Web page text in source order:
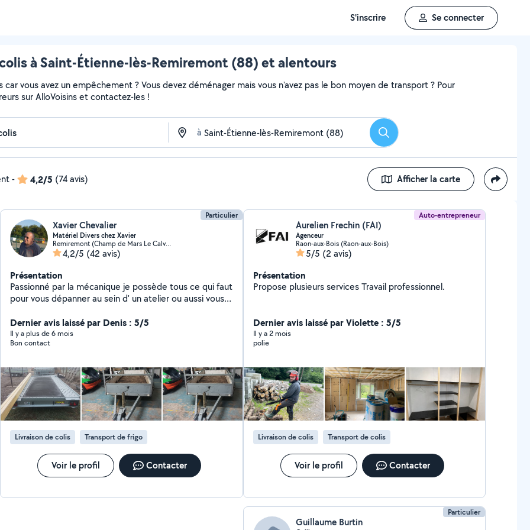
S'inscrire Se connecter
à Saint-Étienne-lès-Remiremont (88) et alentours
vous avez un empêchement ? Vous devez déménager mais vous n'avez pas le bon moyen de transport ? Pour
sur AlloVoisins et contactez-les !
à Rechercher
- 4,2/5 (74 avis) Afficher la carte
Particulier
Xavier Chevalier
Matériel Divers chez Xavier
Remiremont (Champ de Mars Le Calvaire La Magdelaine)
4,2/5 (42 avis)
Présentation
Passionné par la mécanique je possède tous ce qui faut
pour vous dépanner au sein d' un atelier ou aussi vous
proposer divers services N'hésitez pas à demander je
me ferai un plaisir de vous répondre.
Dernier avis laissé par Denis : 5/5
Il y a plus de 6 mois
Bon contact
Livraison de colis Transport de frigo
Voir le profil Contacter
Auto-entrepreneur
Aurelien Frechin (FAI)
Agenceur
Raon-aux-Bois (Raon-aux-Bois)
5/5 (2 avis)
Présentation
Propose plusieurs services Travail professionnel.
Dernier avis laissé par Violette : 5/5
Il y a 2 mois
polie
Livraison de colis Transport de colis
Voir le profil Contacter
Particulier
Guillaume Burtin